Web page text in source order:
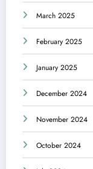
March 2025
February 2025
January 2025
December 2024
November 2024
October 2024